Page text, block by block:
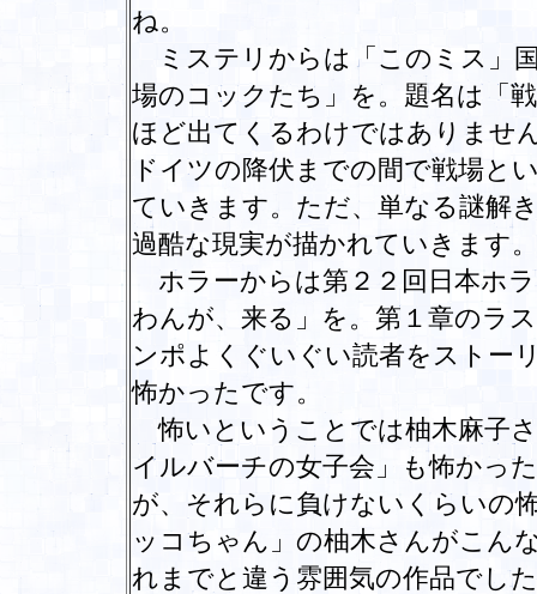
ね。
ミステリからは「このミス」
場のコックたち」を。題名は「
ほど出てくるわけではありませ
ドイツの降伏までの間で戦場と
ていきます。ただ、単なる謎解
過酷な現実が描かれていきます。
ホラーからは第２２回日本ホ
わんが、来る」を。第１章のラ
ンポよくぐいぐい読者をストー
怖かったです。
怖いということでは柚木麻子
イルバーチの女子会」も怖かっ
が、それらに負けないくらいの
ッコちゃん」の柚木さんがこん
れまでと違う雰囲気の作品でし